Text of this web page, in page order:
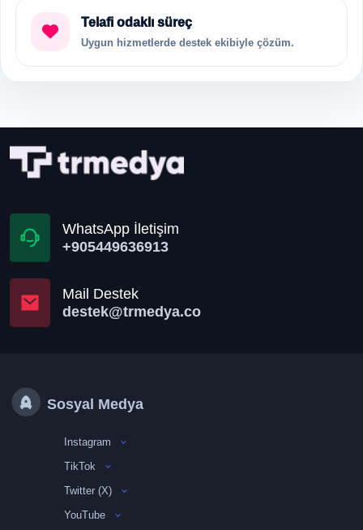
Telafi odaklı süreç
Uygun hizmetlerde destek ekibiyle çözüm.
WhatsApp İletişim
+905449636913
Mail Destek
destek@trmedya.co
Sosyal Medya
Instagram
TikTok
Twitter (X)
YouTube